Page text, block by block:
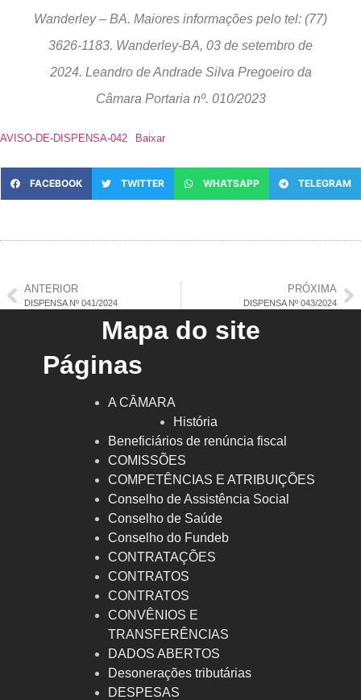
Wanderley – BA. Maiores informações pelo tel: (77)
3626-1183. Wanderley-BA, 03 de setembro de
2024. Leandro de Andrade Silva Pregoeiro da
Câmara Portaria nº. 010/2023
AVISO-DE-DISPENSA-042 Baixar
FACEBOOK TWITTER WHATSAPP TELEGRAM
ANTERIOR
DISPENSA Nº 041/2024
PRÓXIMA
DISPENSA Nº 043/2024
Mapa do site
Páginas
A CÂMARA
História
Beneficiários de renúncia fiscal
COMISSÕES
COMPETÊNCIAS E ATRIBUIÇÕES
Conselho de Assistência Social
Conselho de Saúde
Conselho do Fundeb
CONTRATAÇÕES
CONTRATOS
CONTRATOS
CONVÊNIOS E
TRANSFERÊNCIAS
DADOS ABERTOS
Desonerações tributárias
DESPESAS